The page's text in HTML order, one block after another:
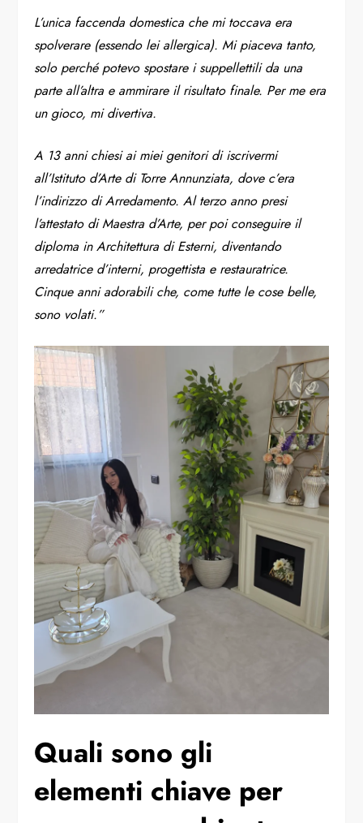
L’unica faccenda domestica che mi toccava era
spolverare (essendo lei allergica). Mi piaceva tanto,
solo perché potevo spostare i suppellettili da una
parte all’altra e ammirare il risultato finale. Per me era
un gioco, mi divertiva.
A 13 anni chiesi ai miei genitori di iscrivermi
all’Istituto d’Arte di Torre Annunziata, dove c’era
l’indirizzo di Arredamento. Al terzo anno presi
l’attestato di Maestra d’Arte, per poi conseguire il
diploma in Architettura di Esterni, diventando
arredatrice d’interni, progettista e restauratrice.
Cinque anni adorabili che, come tutte le cose belle,
sono volati.”
Quali sono gli
elementi chiave per